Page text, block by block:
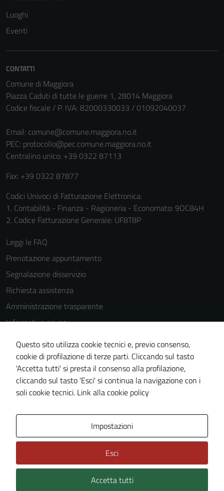
Luoghi
Eventi
CONTATTI
Comune di Maggiora
Piazza Caduti di tutte le guerre 1, 28014 Maggiora
Codice fiscale / P. IVA: 82000330033 / 01092040037
Email: comune@comune.maggiora.no.it
PEC: protocollo@pec.comune.maggiora.no.it
Centralino unico: +39 0322 87113
Fax: +39 0322 87877
Codici Univoci di Fatturazione Elettronica:
1. Contabilità - Finanza - Ragioneria - Economato: 9OC84H
2. Codice Fatturazione Generale: UF8T8P
Leggi le FAQ
Prenotazione appuntamento
Segnalazione disservizio
Richiesta assistenza
Amministrazione trasparente
Informativa privacy
Cookie Policy
Note legali
Dichiarazione di accessibilità
Piano di miglioramento del sito
Technical Design s.r.l.
Questo sito utilizza cookie tecnici e, previo consenso,
cookie di profilazione di terze parti. Cliccando sul tasto
'Accetta tutti' si presta il consenso alla profilazione,
cliccando sul tasto 'Esci' si continua la navigazione con i
soli cookie tecnici. Link alla cookie policy
Impostazioni
Esci
Accetta tutti
Tecnici
sono necessari
per il
funzionamento
possono
essere